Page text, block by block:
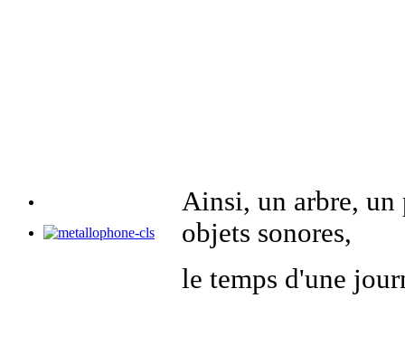
Ainsi, un arbre, un
objets sonores,
le temps d'une